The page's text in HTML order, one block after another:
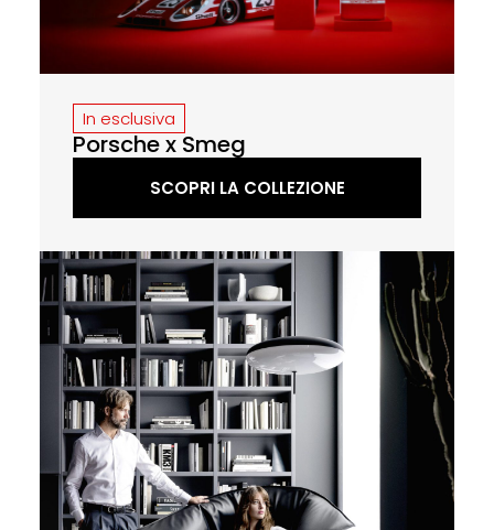
In esclusiva
Porsche x Smeg
SCOPRI LA COLLEZIONE